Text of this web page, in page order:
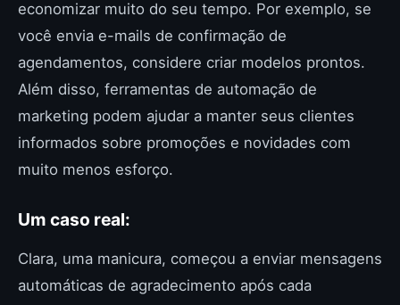
economizar muito do seu tempo. Por exemplo, se
você envia e-mails de confirmação de
agendamentos, considere criar modelos prontos.
Além disso, ferramentas de automação de
marketing podem ajudar a manter seus clientes
informados sobre promoções e novidades com
muito menos esforço.
Um caso real:
Clara, uma manicura, começou a enviar mensagens
automáticas de agradecimento após cada